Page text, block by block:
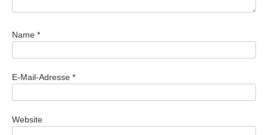
Name *
E-Mail-Adresse *
Website